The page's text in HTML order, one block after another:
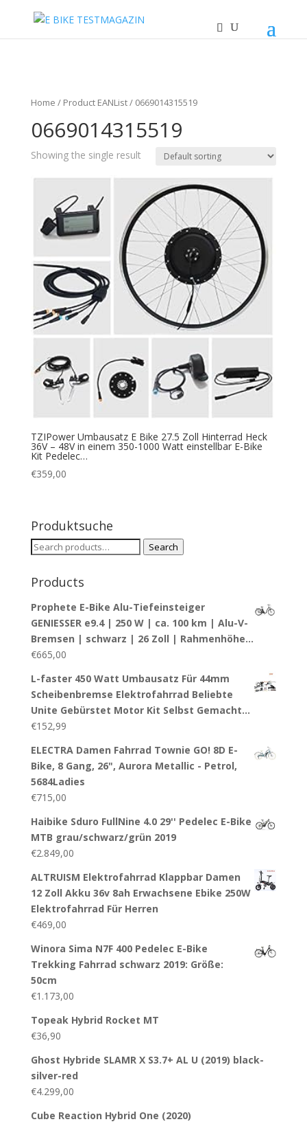
Home / Product EANList / 0669014315519
0669014315519
Showing the single result
TZIPower Umbausatz E Bike 27.5 Zoll Hinterrad Heck
36V – 48V in einem 350-1000 Watt einstellbar E-Bike
Kit Pedelec…
€359,00
Produktsuche
Search
Search
Products
Prophete E-Bike Alu-Tiefeinsteiger
GENIESSER e9.4 | 250 W | ca. 100 km | Alu-V-
Bremsen | schwarz | 26 Zoll | Rahmenhöhe…
€665,00
L-faster 450 Watt Umbausatz Für 44mm
Scheibenbremse Elektrofahrrad Beliebte
Unite Gebürstet Motor Kit Selbst Gemacht…
€152,99
ELECTRA Damen Fahrrad Townie GO! 8D E-
Bike, 8 Gang, 26", Aurora Metallic - Petrol,
5684Ladies
€715,00
Haibike Sduro FullNine 4.0 29'' Pedelec E-Bike
MTB grau/schwarz/grün 2019
€2.849,00
ALTRUISM Elektrofahrrad Klappbar Damen
12 Zoll Akku 36v 8ah Erwachsene Ebike 250W
Elektrofahrrad Für Herren
€469,00
Winora Sima N7F 400 Pedelec E-Bike
Trekking Fahrrad schwarz 2019: Größe:
50cm
€1.173,00
Topeak Hybrid Rocket MT
€36,90
Ghost Hybride SLAMR X S3.7+ AL U (2019) black-
silver-red
€4.299,00
Cube Reaction Hybrid One (2020)